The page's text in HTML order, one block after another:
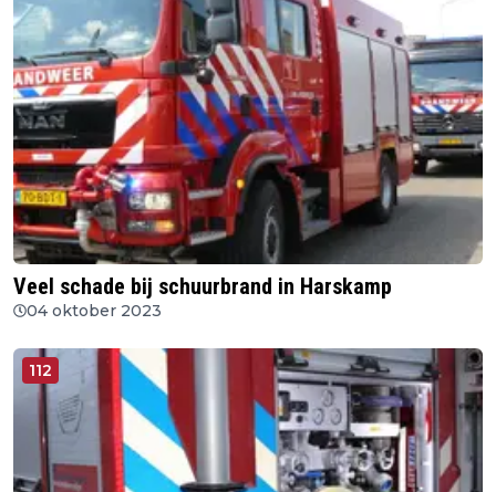
Veel schade bij schuurbrand in Harskamp
04 oktober 2023
112